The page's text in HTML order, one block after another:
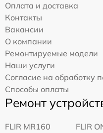
Оплата и доставка
Контакты
Вакансии
О компании
Ремонтируемые модели
Наши услуги
Согласие на обработку
Способы оплаты
Ремонт
FLIR MR160
FLIR